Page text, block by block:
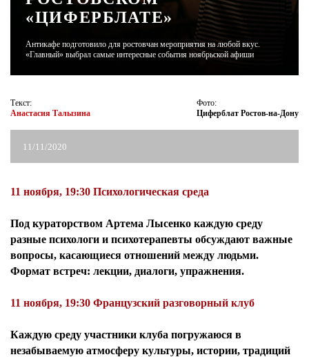
ЖУРНАЛ
«ЦИФЕРБЛАТЕ»
Антикафе подготовило для ростовчан мероприятия на любой вкус.
«Главный» выбрал самые интересные события ноябрьской афиши
Текст:
Анастасия Талызина
Фото:
Циферблат Ростов-на-Дону
11/11/2020
11 ноября, 19:30 Психологическая среда
Под кураторством Артема Лысенко каждую среду
разные психологи и психотерапевты обсуждают важные
вопросы, касающиеся отношений между людьми.
Формат встреч: лекции, диалоги, упражнения.
11 ноября, 19:30 Французский разговорный клуб
Каждую среду участники клуба погружаюся в
незабываемую атмосферу культуры, истории, традиций